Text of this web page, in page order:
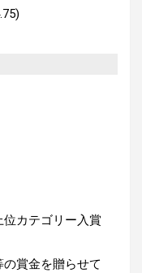
カテゴリー入賞
賞金を贈らせて